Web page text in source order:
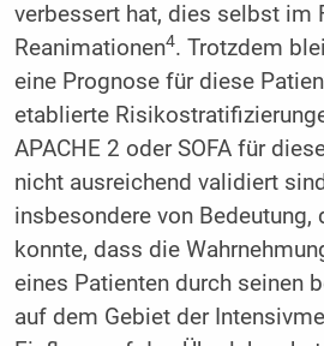
verbessert hat, dies selbst im
Reanimationen4. Trotzdem
eine Prognose für diese
etablierte
APACHE 2 oder SOFA für
nicht ausreichend validiert sind
insbesondere von Bedeutung,
konnte, dass die
eines Patienten durch seinen
auf dem Gebiet der